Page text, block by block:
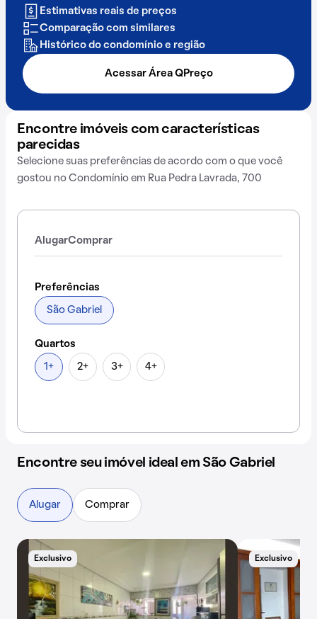
Estimativas reais de preços
Comparação com similares
Histórico do condomínio e região
Acessar Área QPreço
Encontre imóveis com características
parecidas
Selecione suas preferências de acordo com o que você
gostou no Condomínio em Rua Pedra Lavrada, 700
AlugarComprar
Preferências
São Gabriel
Quartos
1+ 2+ 3+ 4+
Encontre seu imóvel ideal em São Gabriel
Exclusivo Exclusivo
Alugar Comprar